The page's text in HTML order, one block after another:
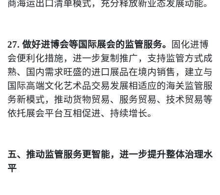
商海运出口清单模式，充分释放新业态发展动能。
27. 做好进博会等国际展会的监管服务。
固化进博
会便利化措施，进一步复制推广，支持监管方式成
熟、国内需求旺盛的进口展品在境内销售，建立与
国际高端文化艺术品交易发展相适应的海关监管服
务新模式，推动货物贸易、服务贸易、技术贸易等
依托展会平台互相促进、持续增长。
五、推动监管服务更智能，进一步提升整体治理水
平